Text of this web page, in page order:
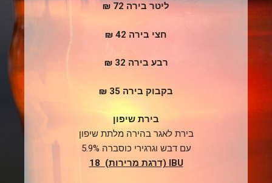
ליטר בירה 72 ₪
חצי בירה 42 ₪
רבע בירה 32 ₪
בקבוק בירה 35 ₪
בירת שיפון
בירת לאגר בהירה מלתת שיפון
עם דבש וגרגירי כוסברה 5.9%
IBU (דרגת מרירות) 18